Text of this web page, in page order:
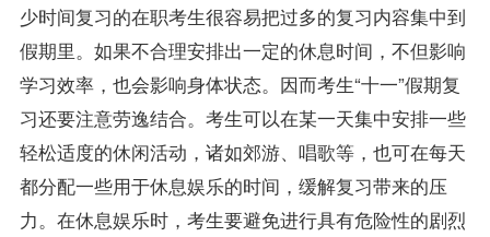
少时间复习的在职考生很容易把过多的复习内容集中到
假期里。如果不合理安排出一定的休息时间，不但影响
学习效率，也会影响身体状态。因而考生“十一”假期复
习还要注意劳逸结合。考生可以在某一天集中安排一些
轻松适度的休闲活动，诸如郊游、唱歌等，也可在每天
都分配一些用于休息娱乐的时间，缓解复习带来的压
力。在休息娱乐时，考生要避免进行具有危险性的剧烈